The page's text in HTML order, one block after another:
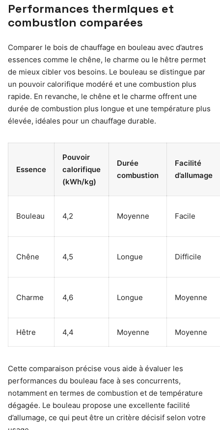
Performances thermiques et
combustion comparées
Comparer le bois de chauffage en bouleau avec d’autres
essences comme le chêne, le charme ou le hêtre permet
de mieux cibler vos besoins. Le bouleau se distingue par
un pouvoir calorifique modéré et une combustion plus
rapide. En revanche, le chêne et le charme offrent une
durée de combustion plus longue et une température plus
élevée, idéales pour un chauffage durable.
Essence
Pouvoir
calorifique
(kWh/kg)
Durée
combustion
Facilité
d’allumage
Bouleau 4,2 Moyenne Facile
Chêne 4,5 Longue Difficile
Charme 4,6 Longue Moyenne
Hêtre 4,4 Moyenne Moyenne
Cette comparaison précise vous aide à évaluer les
performances du bouleau face à ses concurrents,
notamment en termes de combustion et de température
dégagée. Le bouleau propose une excellente facilité
d’allumage, ce qui peut être un critère décisif selon votre